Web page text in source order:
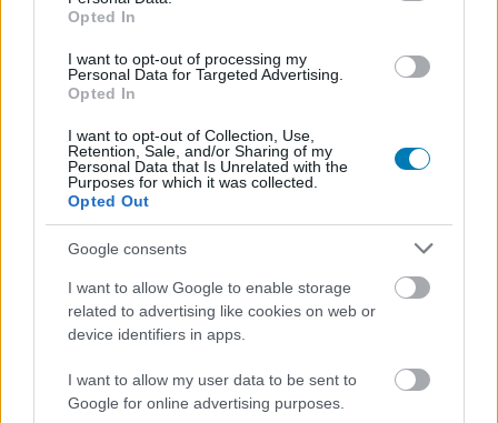
Opted In
I want to opt-out of processing my
Personal Data for Targeted Advertising.
Opted In
I want to opt-out of Collection, Use,
Retention, Sale, and/or Sharing of my
Personal Data that Is Unrelated with the
Purposes for which it was collected.
Opted Out
Google consents
I want to allow Google to enable storage
related to advertising like cookies on web or
device identifiers in apps.
I want to allow my user data to be sent to
Google for online advertising purposes.
Mi mindent csinálhatunk a
Mass Effect Andromeda nyílt
világában?